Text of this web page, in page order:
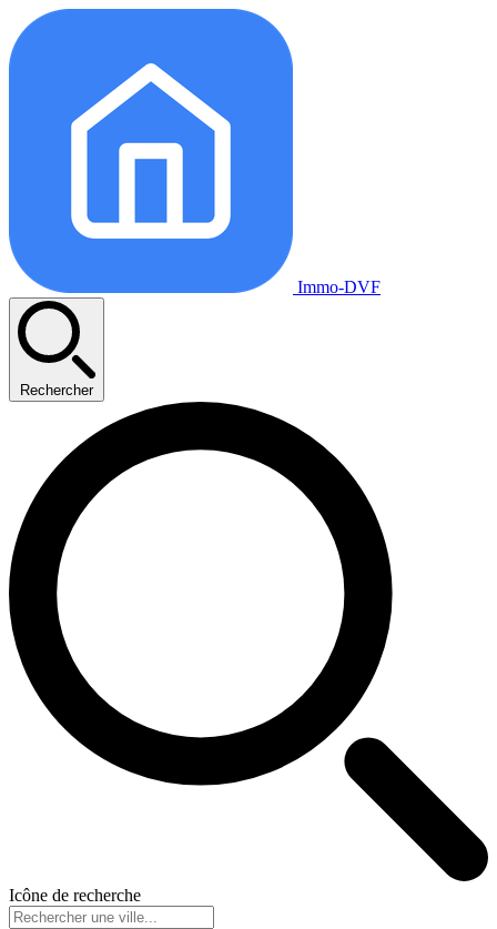
Immo-DVF
Rechercher
Icône de recherche